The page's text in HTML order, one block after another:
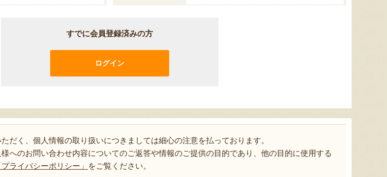
すでに会員登録済みの方
ログイン
だく、個人情報の取り扱いにつきましては細心の注意を払っております。
へのお問い合わせ内容についてのご返答や情報のご提供の目的であり、他の目的に使用する
プライバシーポリシー」 をご覧ください。